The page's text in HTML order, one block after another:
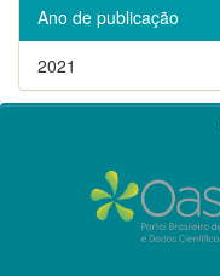
Ano de publicação
2021